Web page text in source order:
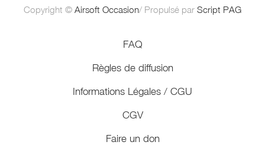
Copyright © Airsoft Occasion/ Propulsé par Script PAG
FAQ
Règles de diffusion
Informations Légales / CGU
CGV
Faire un don